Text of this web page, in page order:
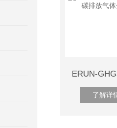
了解详